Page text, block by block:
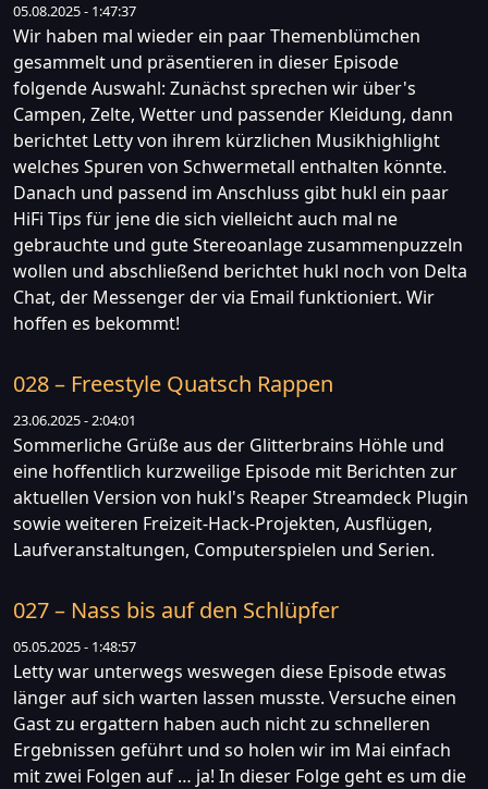
05.08.2025 - 1:47:37
Wir haben mal wieder ein paar Themenblümchen
gesammelt und präsentieren in dieser Episode
folgende Auswahl: Zunächst sprechen wir über's
Campen, Zelte, Wetter und passender Kleidung, dann
berichtet Letty von ihrem kürzlichen Musikhighlight
welches Spuren von Schwermetall enthalten könnte.
Danach und passend im Anschluss gibt hukl ein paar
HiFi Tips für jene die sich vielleicht auch mal ne
gebrauchte und gute Stereoanlage zusammenpuzzeln
wollen und abschließend berichtet hukl noch von Delta
Chat, der Messenger der via Email funktioniert. Wir
hoffen es bekommt!
028 – Freestyle Quatsch Rappen
23.06.2025 - 2:04:01
Sommerliche Grüße aus der Glitterbrains Höhle und
eine hoffentlich kurzweilige Episode mit Berichten zur
aktuellen Version von hukl's Reaper Streamdeck Plugin
sowie weiteren Freizeit-Hack-Projekten, Ausflügen,
Laufveranstaltungen, Computerspielen und Serien.
027 – Nass bis auf den Schlüpfer
05.05.2025 - 1:48:57
Letty war unterwegs weswegen diese Episode etwas
länger auf sich warten lassen musste. Versuche einen
Gast zu ergattern haben auch nicht zu schnelleren
Ergebnissen geführt und so holen wir im Mai einfach
mit zwei Folgen auf … ja! In dieser Folge geht es um die